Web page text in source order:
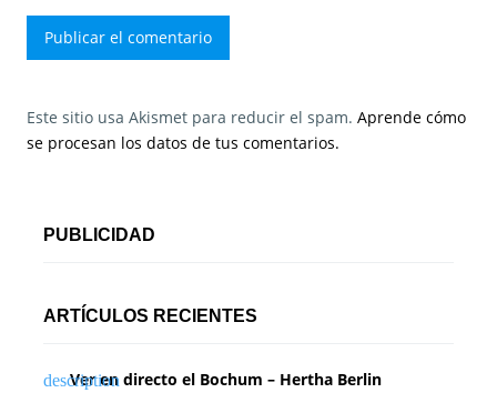
Este sitio usa Akismet para reducir el spam. Aprende cómo
se procesan los datos de tus comentarios.
PUBLICIDAD
ARTÍCULOS RECIENTES
Ver en directo el Bochum – Hertha Berlin